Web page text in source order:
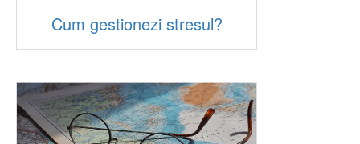
Cum gestionezi stresul?